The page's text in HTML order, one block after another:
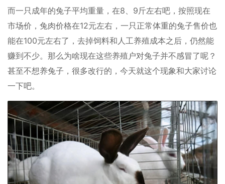
而一只成年的兔子平均重量，在8、9斤左右吧，按照现在
市场价，兔肉价格在12元左右，一只正常体重的兔子售价也
能在100元左右了，去掉饲料和人工养殖成本之后，仍然能
赚到不少。那么为啥现在这些养殖户对兔子并不感冒了呢？
甚至不想养兔子，很多改行的，今天就这个现象和大家讨论
一下吧。